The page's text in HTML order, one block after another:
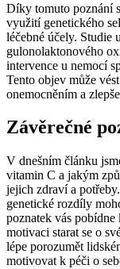
Díky tomuto poznání
využití genetického
léčebné účely. Studie
gulonolaktonového
intervence u nemocí
Tento objev může
onemocněním a
Závěrečné
V dnešním článku
vitamin C a jakým
jejich zdraví a
genetické rozdíly
poznatek vás
motivaci starat se o
lépe porozumět
motivovat k péči o